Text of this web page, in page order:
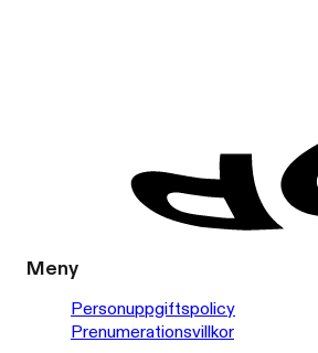
Meny
Personuppgiftspolicy
Prenumerationsvillkor